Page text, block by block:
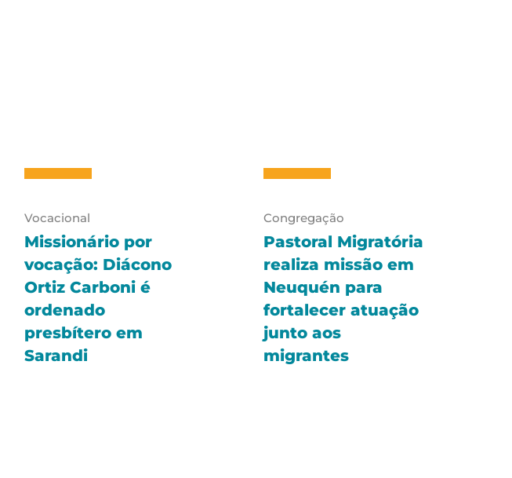
Vocacional
Missionário por
vocação: Diácono
Ortiz Carboni é
ordenado
presbítero em
Sarandi
Congregação
Pastoral Migratória
realiza missão em
Neuquén para
fortalecer atuação
junto aos
migrantes